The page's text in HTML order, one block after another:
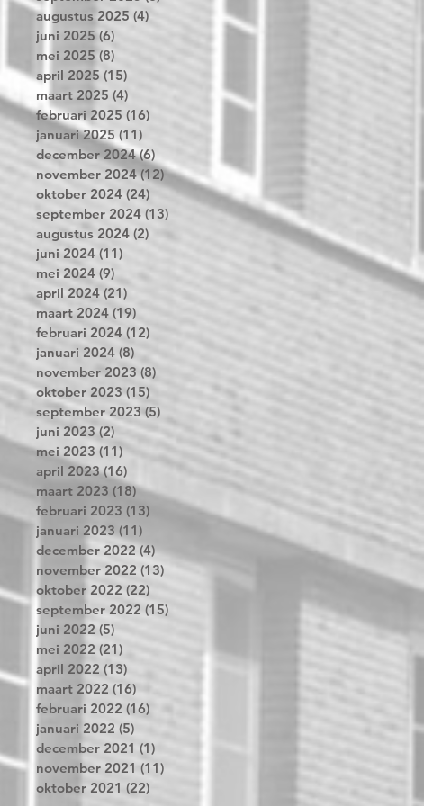
augustus 2025 (4)
juni 2025 (6)
mei 2025 (8)
april 2025 (15)
maart 2025 (4)
februari 2025 (16)
januari 2025 (11)
december 2024 (6)
november 2024 (12)12 posts
oktober 2024 (24) 24 posts
september 2024 (13) 13 posts
augustus 2024 (2)
juni 2024 (11)
mei 2024 (9)
april 2024 (21)
maart 2024 (19)
februari 2024 (12)
januari 2024 (8)
november 2023 (8)
oktober 2023 (15)
september 2023 (5) 5 posts
juni 2023 (2) 2 posts
mei 2023 (11)11 posts
april 2023 (16) 16 posts
maart 2023 (18)18 posts
februari 2023 (13) 13 posts
januari 2023 (11)
december 2022 (4)4 posts
november 2022 (13) 13 posts
oktober 2022 (22)
september 2022 (15)
juni 2022 (5)
mei 2022 (21)
april 2022 (13)
maart 2022 (16)
februari 2022 (16)
januari 2022 (5)
december 2021 (1)
november 2021 (11)
oktober 2021 (22)